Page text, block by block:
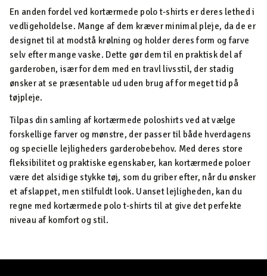
En anden fordel ved kortærmede polo t-shirts er deres lethed i
vedligeholdelse. Mange af dem kræver minimal pleje, da de er
designet til at modstå krølning og holder deres form og farve
selv efter mange vaske. Dette gør dem til en praktisk del af
garderoben, især for dem med en travl livsstil, der stadig
ønsker at se præsentable ud uden brug af for meget tid på
tøjpleje.
Tilpas din samling af kortærmede poloshirts ved at vælge
forskellige farver og mønstre, der passer til både hverdagens
og specielle lejligheders garderobebehov. Med deres store
fleksibilitet og praktiske egenskaber, kan kortærmede poloer
være det alsidige stykke tøj, som du griber efter, når du ønsker
et afslappet, men stilfuldt look. Uanset lejligheden, kan du
regne med kortærmede polo t-shirts til at give det perfekte
niveau af komfort og stil.